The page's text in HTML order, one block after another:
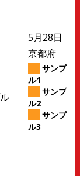
5月28日
京都府
サンプ
ル1
サンプ
ル2
サンプ
ル3